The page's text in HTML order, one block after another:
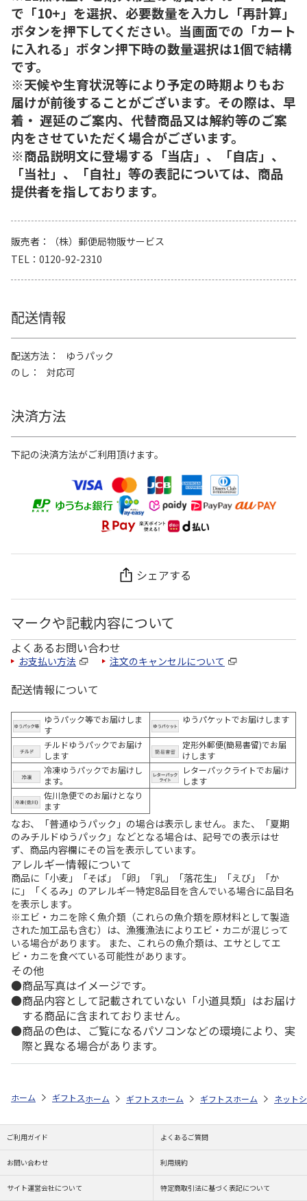
で「10+」を選択、必要数量を入力し「再計算」
ボタンを押下してください。当画面での「カート
に入れる」ボタン押下時の数量選択は1個で結構
です。
※天候や生育状況等により予定の時期よりもお
届けが前後することがございます。その際は、早
着・ 遅延のご案内、代替商品又は解約等のご案
内をさせていただく場合がございます。
※商品説明文に登場する「当店」、「自店」、
「当社」、「自社」等の表記については、商品
提供者を指しております。
販売者
（株）郵便局物販サービス
TEL
0120-92-2310
配送情報
配送方法
ゆうパック
のし
対応可
決済方法
下記の決済方法がご利用頂けます。
シェアする
マークや記載内容について
よくあるお問い合わせ
お支払い方法 注文のキャンセルについて
配送情報について
ゆうパック等でお届けしま
す
ゆうパケットでお届けします
チルドゆうパックでお届け
します
定形外郵便(簡易書留)でお届
けします
冷凍ゆうパックでお届けし
ます。
レターパックライトでお届け
します
佐川急便でのお届けとなり
ます
なお、「普通ゆうパック」の場合は表示しません。また、「夏期
のみチルドゆうパック」などとなる場合は、記号での表示はせ
ず、商品内容欄にその旨を表示しています。
アレルギー情報について
商品に「小麦」「そば」「卵」「乳」「落花生」「えび」「か
に」「くるみ」のアレルギー特定8品目を含んでいる場合に品目名
を表示します。
※エビ・カニを除く魚介類（これらの魚介類を原材料として製造
された加工品も含む）は、漁獲漁法によりエビ・カニが混じって
いる場合があります。 また、これらの魚介類は、エサとしてエ
ビ・カニを食べている可能性があります。
その他
商品写真はイメージです。
商品内容として記載されていない「小道具類」はお届け
する商品に含まれておりません。
商品の色は、ご覧になるパソコンなどの環境により、実
際と異なる場合があります。
ホーム ギフトストア お中元・夏ギフト特集 2026 おすすめ ご当地
ホーム ギフトストア お中元・夏ギフト特集 2026
ホーム ギフトストア お中元・
ホーム ネット
ご利用ガイド よくあるご質問
お問い合わせ 利用規約
サイト運営会社について 特定商取引法に基づく表記について